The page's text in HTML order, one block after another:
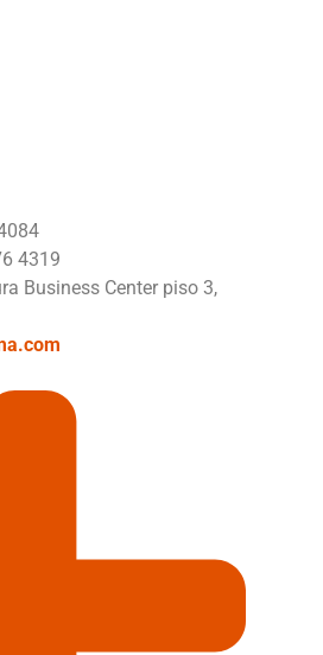
4319
Business Center piso 3,